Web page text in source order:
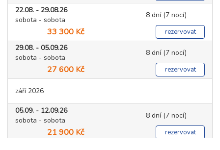
22.08. - 29.08.26
sobota - sobota
8 dní (7 nocí)
33 300 Kč rezervovat
29.08. - 05.09.26
sobota - sobota
8 dní (7 nocí)
27 600 Kč rezervovat
září 2026
05.09. - 12.09.26
sobota - sobota
8 dní (7 nocí)
21 900 Kč rezervovat